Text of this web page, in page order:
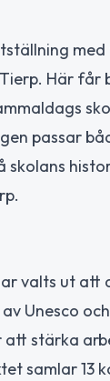
Här får
passar
skolans
valts ut att
Unesco
stärka
samlar 13